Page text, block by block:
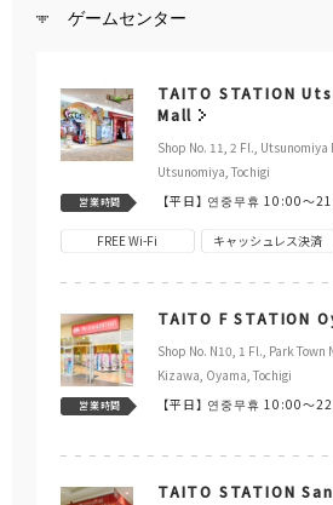
ゲームセンター
TAITO STATION
Mall
Shop No. 11, 2 Fl., Utsunomiya
Utsunomiya, Tochigi
営業時間 【平日】 연중무휴 10:00～
FREE Wi-Fi キャッシュレス決済
TAITO F STATION
Shop No. N10, 1 Fl., Park
Kizawa, Oyama, Tochigi
営業時間 【平日】 연중무휴 10:00～
TAITO STATION